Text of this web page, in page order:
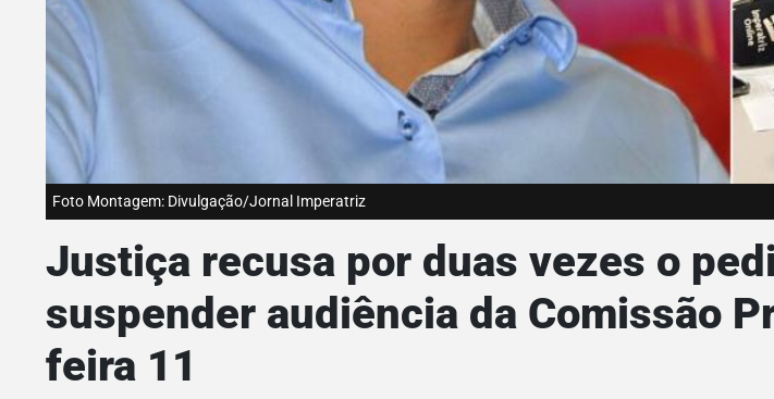
Foto Montagem: Divulgação/Jornal Imperatriz
Justiça recusa por duas vezes o
suspender audiência da Comissão
feira 11